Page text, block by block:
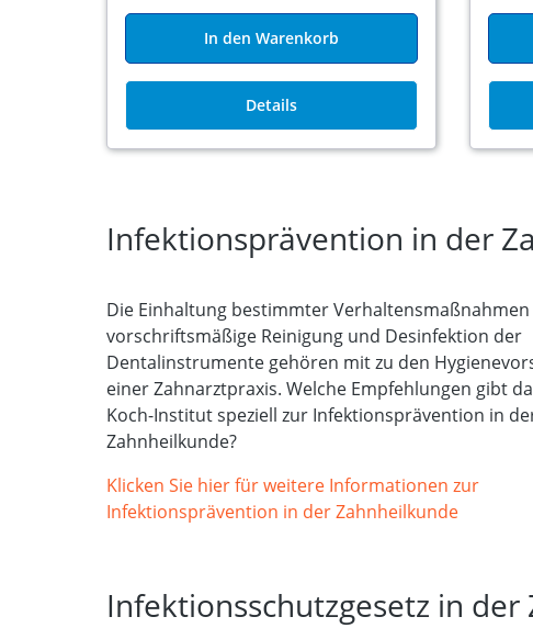
In den Warenkorb
Details
Infektionsprävention in der
Die Einhaltung bestimmter
vorschriftsmäßige Reinigung und Desinfektion der
Dentalinstrumente gehören mit zu den
einer Zahnarztpraxis. Welche Empfehlungen gibt
Koch-Institut speziell zur Infektionsprävention in
Zahnheilkunde?
Klicken Sie hier für weitere Informationen zur
Infektionsprävention in der Zahnheilkunde
Infektionsschutzgesetz in